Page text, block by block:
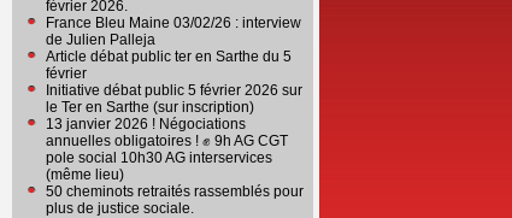
février 2026.
France Bleu Maine 03/02/26 : interview
de Julien Palleja
Article débat public ter en Sarthe du 5
février
Initiative débat public 5 février 2026 sur
le Ter en Sarthe (sur inscription)
13 janvier 2026 ! Négociations
annuelles obligatoires ! ✊ 9h AG CGT
pole social 10h30 AG interservices
(même lieu)
50 cheminots retraités rassemblés pour
plus de justice sociale.